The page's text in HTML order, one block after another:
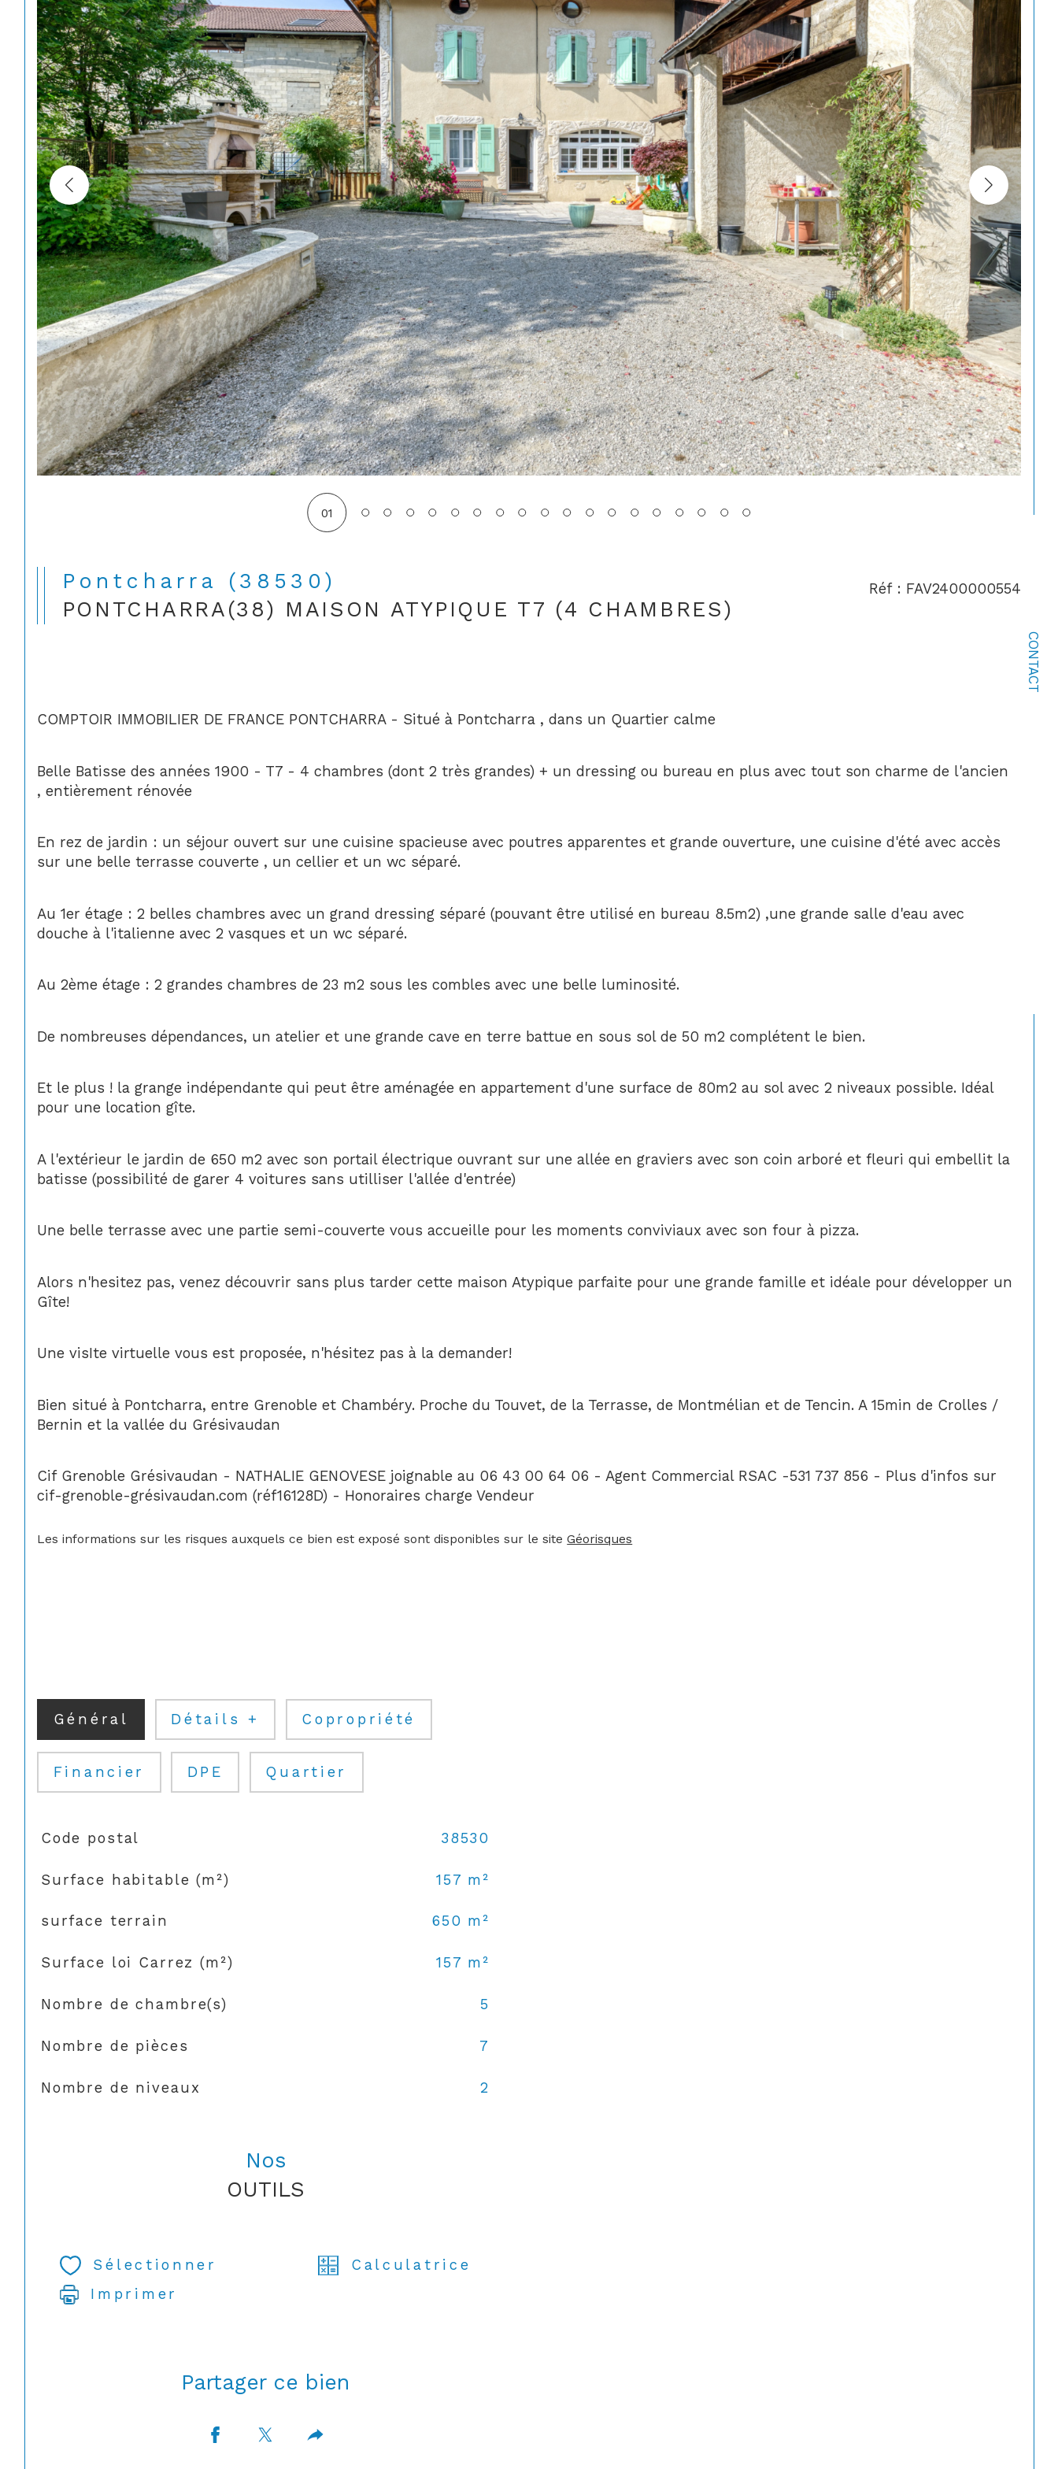
CONTACT
01
Pontcharra (38530)
PONTCHARRA(38) MAISON ATYPIQUE T7 (4 CHAMBRES)
Réf : FAV2400000554
COMPTOIR IMMOBILIER DE FRANCE PONTCHARRA - Situé à Pontcharra , dans un Quartier calme
Belle Batisse des années 1900 - T7 - 4 chambres (dont 2 très grandes) + un dressing ou bureau en plus avec tout son charme de l'ancien
, entièrement rénovée
En rez de jardin : un séjour ouvert sur une cuisine spacieuse avec poutres apparentes et grande ouverture, une cuisine d'été avec accès
sur une belle terrasse couverte , un cellier et un wc séparé.
Au 1er étage : 2 belles chambres avec un grand dressing séparé (pouvant être utilisé en bureau 8.5m2) ,une grande salle d'eau avec
douche à l'italienne avec 2 vasques et un wc séparé.
Au 2ème étage : 2 grandes chambres de 23 m2 sous les combles avec une belle luminosité.
De nombreuses dépendances, un atelier et une grande cave en terre battue en sous sol de 50 m2 complétent le bien.
Et le plus ! la grange indépendante qui peut être aménagée en appartement d'une surface de 80m2 au sol avec 2 niveaux possible. Idéal
pour une location gîte.
A l'extérieur le jardin de 650 m2 avec son portail électrique ouvrant sur une allée en graviers avec son coin arboré et fleuri qui embellit la
batisse (possibilité de garer 4 voitures sans utilliser l'allée d'entrée)
Une belle terrasse avec une partie semi-couverte vous accueille pour les moments conviviaux avec son four à pizza.
Alors n'hesitez pas, venez découvrir sans plus tarder cette maison Atypique parfaite pour une grande famille et idéale pour développer un
Gîte!
Une visIte virtuelle vous est proposée, n'hésitez pas à la demander!
Bien situé à Pontcharra, entre Grenoble et Chambéry. Proche du Touvet, de la Terrasse, de Montmélian et de Tencin. A 15min de Crolles /
Bernin et la vallée du Grésivaudan
Cif Grenoble Grésivaudan - NATHALIE GENOVESE joignable au 06 43 00 64 06 - Agent Commercial RSAC -531 737 856 - Plus d'infos sur
cif-grenoble-grésivaudan.com (réf16128D) - Honoraires charge Vendeur
Les informations sur les risques auxquels ce bien est exposé sont disponibles sur le site Géorisques
Général Détails + Copropriété
Financier DPE Quartier
TRAD_SIROCCO_Caracteristique
Code postal 38530
Surface habitable (m²) 157 m²
surface terrain 650 m²
Surface loi Carrez (m²) 157 m²
Nombre de chambre(s) 5
Nombre de pièces 7
Nombre de niveaux 2
Nos
OUTILS
Sélectionner
Calculatrice
Imprimer
Partager ce bien